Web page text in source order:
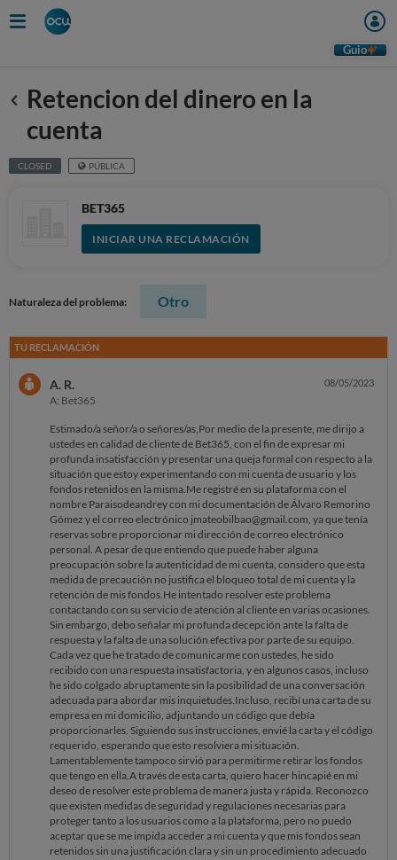
Guio
Anterior
Retencion del dinero en la
cuenta
CLOSED PÚBLICA
BET365
INICIAR UNA RECLAMACIÓN
Naturaleza del problema: Otro
TU RECLAMACIÓN
A. R.
A: Bet365
08/05/2023
Estimado/a señor/a o señores/as,Por medio de la presente, me dirijo a
ustedes en calidad de cliente de Bet365, con el fin de expresar mi
profunda insatisfacción y presentar una queja formal con respecto a la
situación que estoy experimentando con mi cuenta de usuario y los
fondos retenidos en la misma.Me registré en su plataforma con el
nombre Paraisodeandrey con mi documentación de Álvaro Remorino
Gómez y el correo electrónico jmateobilbao@gmail.com, ya que tenía
reservas sobre proporcionar mi dirección de correo electrónico
personal. A pesar de que entiendo que puede haber alguna
preocupación sobre la autenticidad de mi cuenta, considero que esta
medida de precaución no justifica el bloqueo total de mi cuenta y la
retención de mis fondos.He intentado resolver este problema
contactando con su servicio de atención al cliente en varias ocasiones.
Sin embargo, debo señalar mi profunda decepción ante la falta de
respuesta y la falta de una solución efectiva por parte de su equipo.
Cada vez que he tratado de comunicarme con ustedes, he sido
recibido con una respuesta insatisfactoria, y en algunos casos, incluso
he sido colgado abruptamente sin la posibilidad de una conversación
adecuada para abordar mis inquietudes.Incluso, recibí una carta de su
empresa en mi domicilio, adjuntando un código que debía
proporcionarles. Siguiendo sus instrucciones, envié la carta y el código
requerido, esperando que esto resolviera mi situación.
Lamentablemente tampoco sirvió para permitirme retirar los fondos
que tengo en ella.A través de esta carta, quiero hacer hincapié en mi
deseo de resolver este problema de manera justa y rápida. Reconozco
que existen medidas de seguridad y regulaciones necesarias para
proteger tanto a los usuarios como a la plataforma, pero no puedo
aceptar que se me impida acceder a mi cuenta y que mis fondos sean
retenidos sin una justificación clara y sin un procedimiento adecuado